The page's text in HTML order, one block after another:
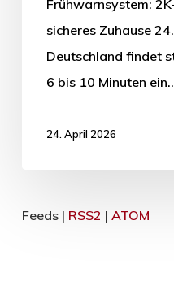
Frühwarnsystem:
sicheres Zuhause
Deutschland findet
6 bis 10 Minuten
24. April 2026
Feeds | RSS2 | ATOM